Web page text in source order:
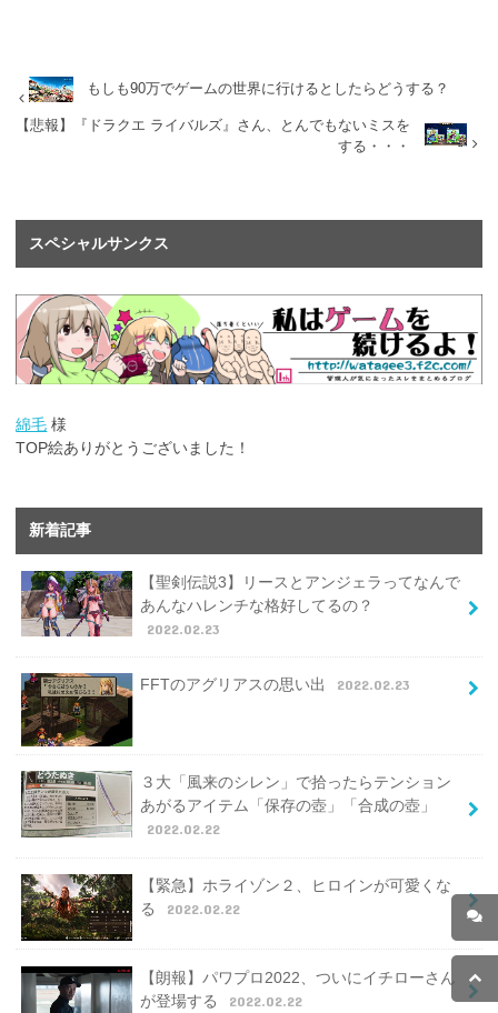
もしも90万でゲームの世界に行けるとしたらどうする？
【悲報】『ドラクエ ライバルズ』さん、とんでもないミスを
する・・・
スペシャルサンクス
綿毛 様
TOP絵ありがとうございました！
新着記事
【聖剣伝説3】リースとアンジェラってなんで
あんなハレンチな格好してるの？
2022.02.23
FFTのアグリアスの思い出 2022.02.23
３大「風来のシレン」で拾ったらテンション
あがるアイテム「保存の壺」「合成の壺」
2022.02.22
【緊急】ホライゾン２、ヒロインが可愛くな
る
2022.02.22
【朗報】パワプロ2022、ついにイチローさん
が登場する
2022.02.22